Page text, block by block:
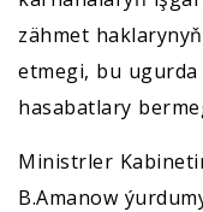
zähmet
etmegi, bu
hasabatlary
Ministrler
B.Amanow